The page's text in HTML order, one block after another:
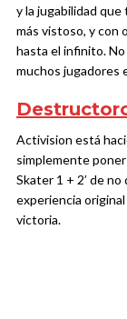
y la jugabilidad
más vistoso, y con
hasta el infinito.
muchos jugadores
Activision está
simplemente
Skater 1 + 2’ de
experiencia
victoria.